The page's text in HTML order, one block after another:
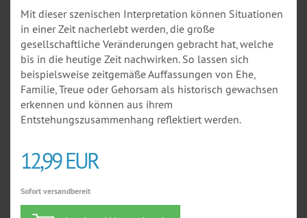
Mit dieser szenischen Interpretation können Situationen
in einer Zeit nacherlebt werden, die große
gesellschaftliche Veränderungen gebracht hat, welche
bis in die heutige Zeit nachwirken. So lassen sich
beispielsweise zeitgemäße Auffassungen von Ehe,
Familie, Treue oder Gehorsam als historisch gewachsen
erkennen und können aus ihrem
Entstehungszusammenhang reflektiert werden.
12,99 EUR
Sofort versandbereit